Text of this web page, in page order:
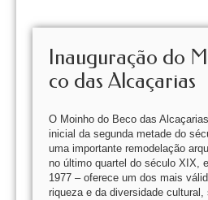
Inauguração do
co das Alcaçarias
O Moinho do Beco das
inicial da segunda metade do
uma importante remodelação
no último quartel do século XIX,
1977 – oferece um dos mais
riqueza e da diversidade